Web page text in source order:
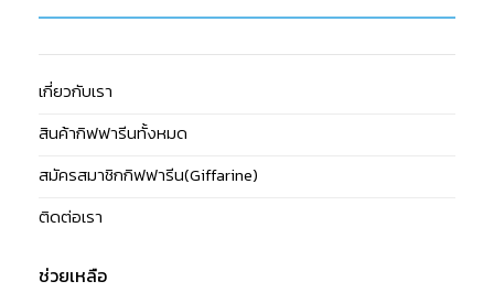
เกี่ยวกับเรา
สินค้ากิฟฟารีนทั้งหมด
สมัครสมาชิกกิฟฟารีน(Giffarine)
ติดต่อเรา
ช่วยเหลือ